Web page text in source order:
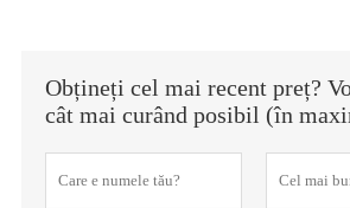
Obțineți cel mai recent preț?
cât mai curând posibil (în